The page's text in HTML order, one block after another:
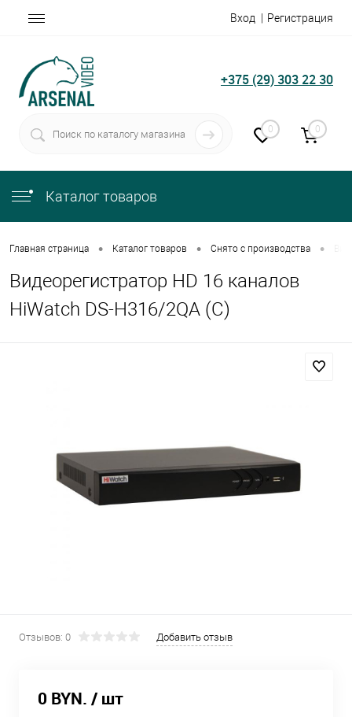
Вход Регистрация
+375 (29) 303 22 30
0 0
Каталог товаров
Главная страница • Каталог товаров • Снято с производства •
Видеорегистратор HD 16 каналов
HiWatch DS-H316/2QA (С)
Отзывов: 0 Добавить отзыв
0 BYN. / шт